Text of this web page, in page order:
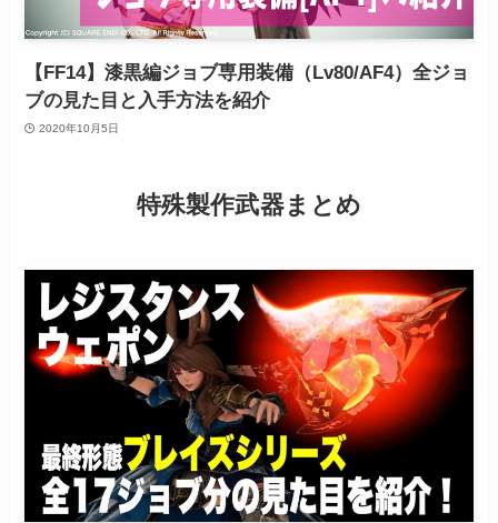
【FF14】漆黒編ジョブ専用装備（Lv80/AF4）全ジョ
ブの見た目と入手方法を紹介
2020年10月5日
特殊製作武器まとめ